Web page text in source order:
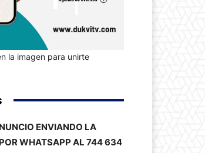
la imagen para unirte
ENVIANDO LA
WHATSAPP AL 744 634